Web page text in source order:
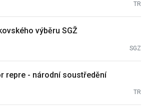
TR
výběru SGŽ
SGZ
repre - národní soustředění
TR